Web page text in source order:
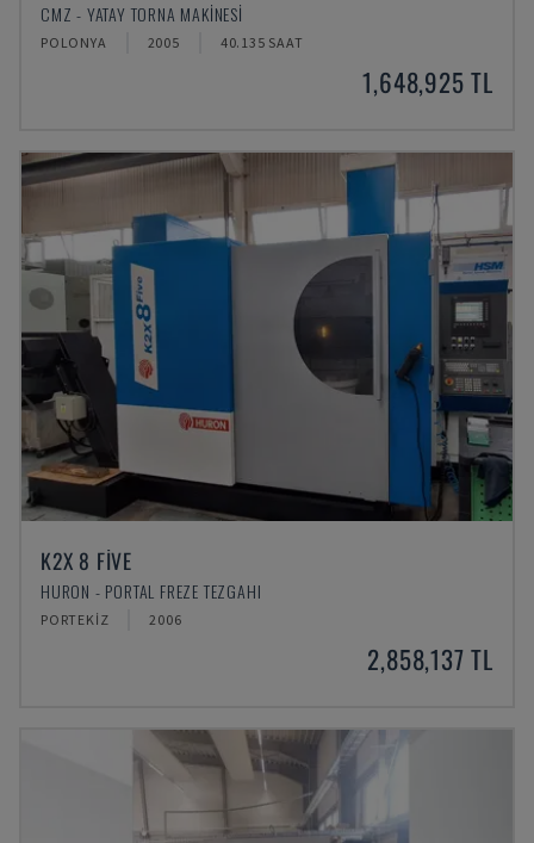
CMZ - YATAY TORNA MAKINESI
POLONYA 2005 40.135 SAAT
1,648,925 TL
K2X 8 FIVE
HURON - PORTAL FREZE TEZGAHI
PORTEKIZ 2006
2,858,137 TL